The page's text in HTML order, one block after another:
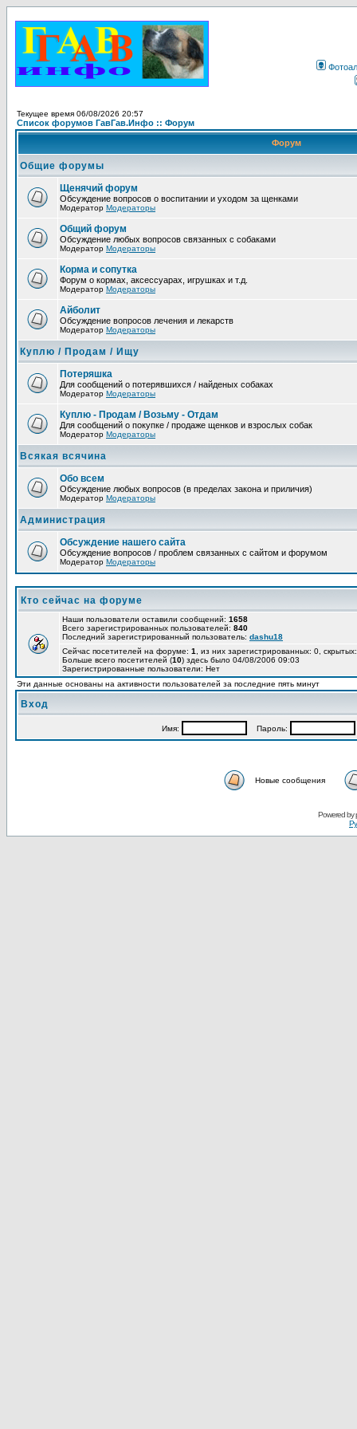
Текущее время 06/08/2026 20:57
Список форумов ГавГав.Инфо :: Форум
Форум
Общие форумы
Щенячий форум
Обсуждение вопросов о воспитании и уходом за щенками
Модератор Модераторы
Общий форум
Обсуждение любых вопросов связанных с собаками
Модератор Модераторы
Корма и сопутка
Форум о кормах, аксессуарах, игрушках и т.д.
Модератор Модераторы
Айболит
Обсуждение вопросов лечения и лекарств
Модератор Модераторы
Куплю / Продам / Ищу
Потеряшка
Для сообщений о потерявшихся / найденых собаках
Модератор Модераторы
Куплю - Продам / Возьму - Отдам
Для сообщений о покупке / продаже щенков и взрослых собак
Модератор Модераторы
Всякая всячина
Обо всем
Обсуждение любых вопросов (в пределах закона и приличия)
Модератор Модераторы
Администрация
Обсуждение нашего сайта
Обсуждение вопросов / проблем связанных с сайтом и форумом
Модератор Модераторы
Кто сейчас на форуме
Наши пользователи оставили сообщений: 1658
Всего зарегистрированных пользователей: 840
Последний зарегистрированный пользователь: dashu18
Сейчас посетителей на форуме: 1
, из них зарегистрированных: 0,
Больше всего посетителей (10) здесь было 04/08/2006 09:03
Зарегистрированные пользователи: Нет
Эти данные основаны на активности пользователей за последние пять минут
Вход
Имя: Пароль:
Новые сообщения
Powered by